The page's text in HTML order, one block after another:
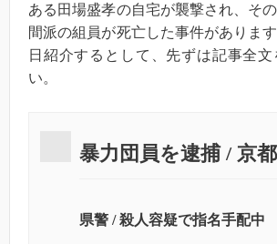
ある田場盛孝の自宅が襲撃され、そ
間派の組員が死亡した事件がありま
日紹介するとして、先ずは記事全文
い。
暴力団員を逮捕 / 京
県警 / 殺人容疑で指名手配中